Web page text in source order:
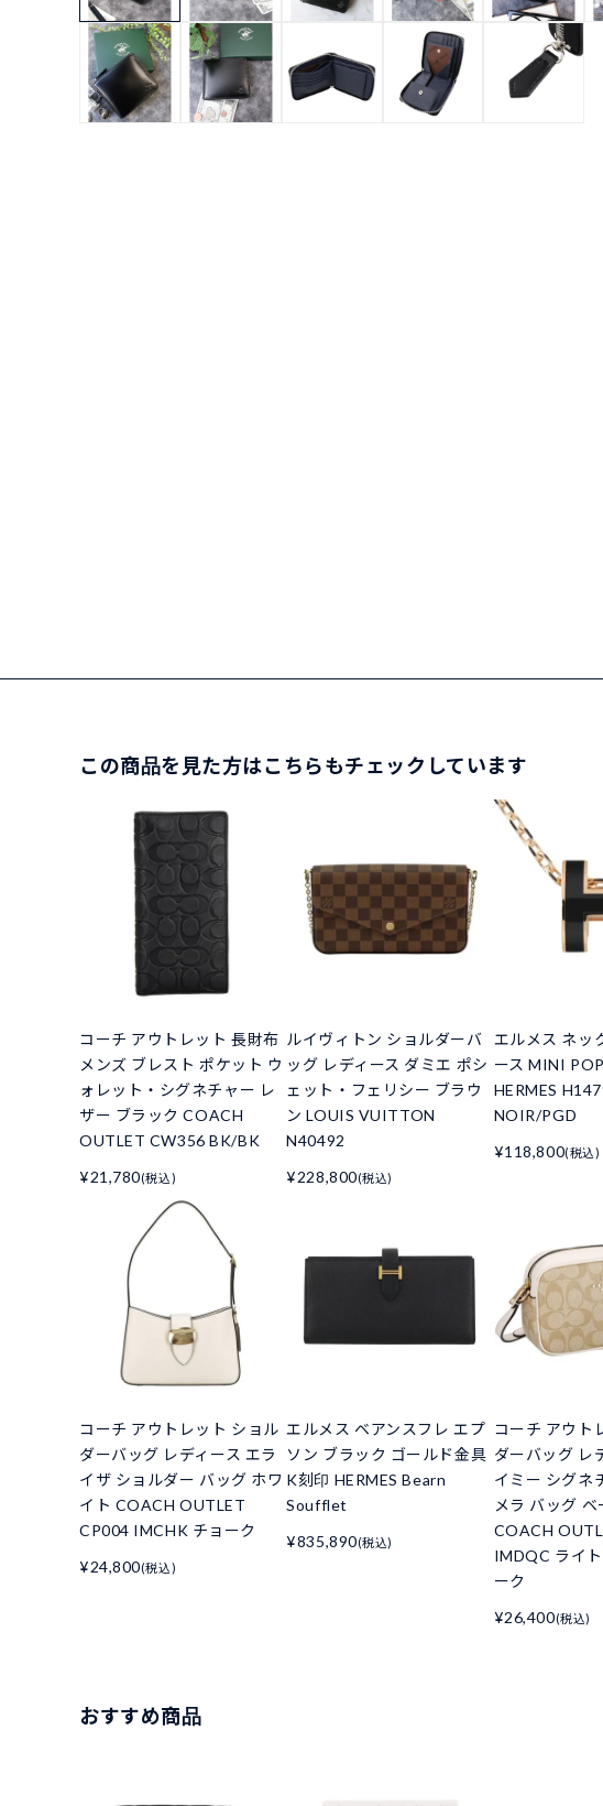
この商品を見た方はこちらもチェックしています
コーチ アウトレット 長財布
メンズ ブレスト ポケット ウ
ォレット・シグネチャー レ
ザー ブラック COACH
OUTLET CW356 BK/BK
¥21,780(税込)
ルイヴィトン ショルダーバ
ッグ レディース ダミエ ポシ
ェット・フェリシー ブラウ
ン LOUIS VUITTON
N40492
¥228,800(税込)
エルメス ネッ
ース MINI
HERMES
NOIR/PGD
¥118,800(税込)
コーチ アウトレット ショル
ダーバッグ レディース エラ
イザ ショルダー バッグ ホワ
イト COACH OUTLET
CP004 IMCHK チョーク
¥24,800(税込)
エルメス ベアンスフレ エプ
ソン ブラック ゴールド金具
K刻印 HERMES Bearn
Soufflet
¥835,890(税込)
コーチ アウト
ダーバッグ レ
イミー シグネ
メラ バッグ ベ
COACH
IMDQC ライ
ーク
¥26,400(税込)
おすすめ商品